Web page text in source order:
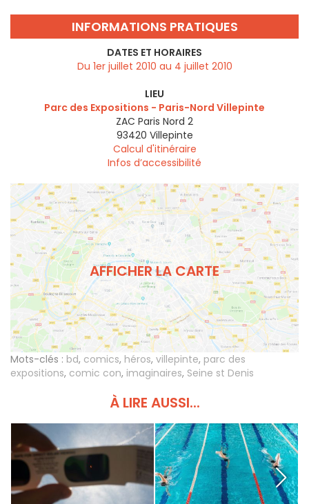
INFORMATIONS PRATIQUES
DATES ET HORAIRES
Du 1er juillet 2010 au 4 juillet 2010
LIEU
Parc des Expositions - Paris-Nord Villepinte
ZAC Paris Nord 2
93420 Villepinte
Calcul d'itinéraire
Infos d’accessibilité
AFFICHER LA CARTE
Mots-clés : bd, comics, héros, villepinte, parc des
expositions, comic con, imaginaires, Seine st Denis
À LIRE AUSSI...